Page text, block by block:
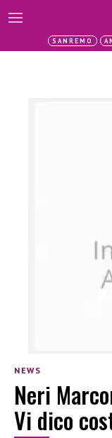
SANREMO
NEWS
Neri
Vi dico